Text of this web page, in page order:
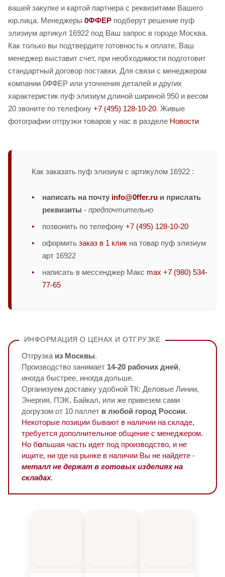
вашей закупке и картой партнера с реквизитами Вашего
юр.лица. Менеджеры 0ФФЕР подберут решение пуф
элизиум артикул 16922 под Ваш запрос в городе Москва.
Как только вы подтвердите готовность к оплате, Ваш
менеджер выставит счет, при необходимости подготовит
стандартный договор поставки. Для связи с менеджером
компании 0ФФЕР или уточнения деталей и других
характеристик пуф элизиум длиной шириной 950 и весом
20 звоните по телефону +7 (495) 128-10-20. Живые
фотографии отгрузки товаров у нас в разделе Новости
Как заказать пуф элизиум с артикулом 16922 :
написать на почту info@0ffer.ru и прислать
реквизиты - предпочтительно
позвонить по телефону +7 (495) 128-10-20
оформить заказ в 1 клик на товар пуф элизиум
арт 16922
написать в мессенджер Макс max +7 (980) 534-
77-65
ИНФОРМАЦИЯ О ЦЕНАХ И ОТГРУЗКЕ
Отгрузка из Москвы.
Производство занимает 14-20 рабочих дней,
иногда быстрее, иногда дольше.
Организуем доставку удобной ТК: Деловые Линии,
Энергия, ПЭК, Байкал, или же привезем сами
догрузом от 10 паллет в любой город России.
Некоторые позиции бывают в наличии на складе,
требуется дополнительное общение с менеджером.
Но большая часть идет под производство, и не
ищите, ни где на рынке в наличии Вы не найдете -
металл не держат в готовых изделиях на
складах.